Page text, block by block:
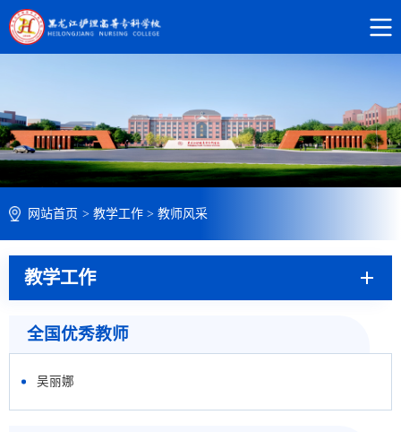
网站首页 > 教学工作 > 教师风采
教学工作
全国优秀教师
吴丽娜